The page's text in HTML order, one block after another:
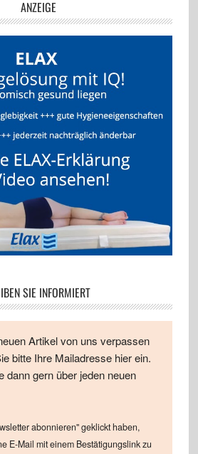
ANZEIGE
SIE INFORMIERT
Artikel von uns verpassen
bitte Ihre Mailadresse hier ein.
dann gern über jeden neuen
abonnieren" geklickt haben,
E-Mail mit einem Bestätigungslink zu